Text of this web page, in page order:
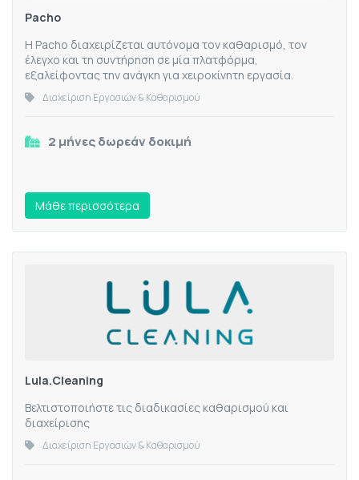
Pacho
Η Pacho διαχειρίζεται αυτόνομα τον καθαρισμό, τον
έλεγχο και τη συντήρηση σε μία πλατφόρμα,
εξαλείφοντας την ανάγκη για χειροκίνητη εργασία.
Διαχείριση Εργασιών & Καθαρισμού
2 μήνες δωρεάν δοκιμή
Mάθε περισσότερα
Lula.Cleaning
Βελτιστοποιήστε τις διαδικασίες καθαρισμού και
διαχείρισης
Διαχείριση Εργασιών & Καθαρισμού